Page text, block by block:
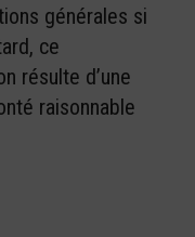
générales si
ce
résulte d’une
raisonnable